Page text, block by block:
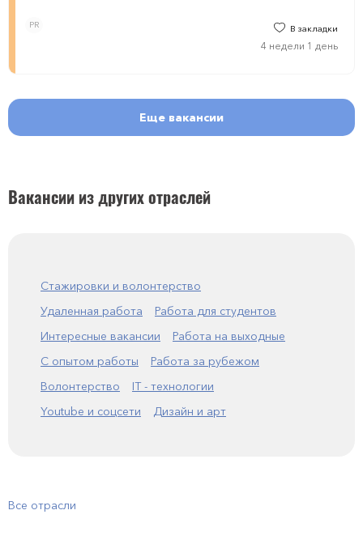
PR В закладки
4 недели 1 день
Еще вакансии
Вакансии из других отраслей
Стажировки и волонтерство
Удаленная работа
Работа для студентов
Интересные вакансии
Работа на выходные
С опытом работы
Работа за рубежом
Волонтерство
IT - технологии
Youtube и соцсети
Дизайн и арт
Все отрасли